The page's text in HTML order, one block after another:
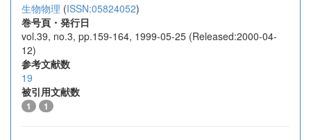
生物物理 (ISSN:05824052)
巻号頁・発行日
vol.39, no.3, pp.159-164, 1999-05-25 (Released:2000-04-
12)
参考文献数
19
被引用文献数
1 1